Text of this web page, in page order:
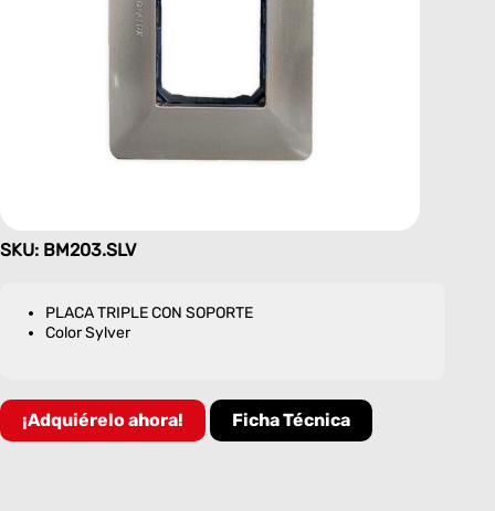
SKU: BM203.SLV
PLACA TRIPLE CON SOPORTE
Color Sylver
¡Adquiérelo ahora! Ficha Técnica